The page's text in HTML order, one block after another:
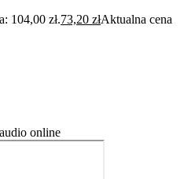
104,00 zł.73,20złAktualna cena
online